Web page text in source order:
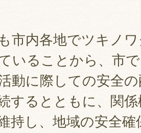
市内各地でツキノ
いることから、市
動に際しての安全
するとともに、関
持し、地域の安全